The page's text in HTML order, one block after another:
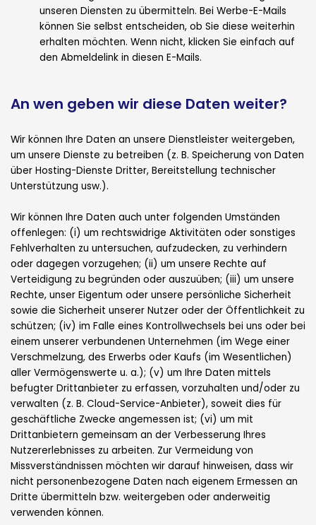
unseren Diensten zu übermitteln. Bei Werbe-E-Mails
können Sie selbst entscheiden, ob Sie diese weiterhin
erhalten möchten. Wenn nicht, klicken Sie einfach auf
den Abmeldelink in diesen E-Mails.
An wen geben wir diese Daten weiter?
Wir können Ihre Daten an unsere Dienstleister weitergeben,
um unsere Dienste zu betreiben (z. B. Speicherung von Daten
über Hosting-Dienste Dritter, Bereitstellung technischer
Unterstützung usw.).
Wir können Ihre Daten auch unter folgenden Umständen
offenlegen: (i) um rechtswidrige Aktivitäten oder sonstiges
Fehlverhalten zu untersuchen, aufzudecken, zu verhindern
oder dagegen vorzugehen; (ii) um unsere Rechte auf
Verteidigung zu begründen oder auszuüben; (iii) um unsere
Rechte, unser Eigentum oder unsere persönliche Sicherheit
sowie die Sicherheit unserer Nutzer oder der Öffentlichkeit zu
schützen; (iv) im Falle eines Kontrollwechsels bei uns oder bei
einem unserer verbundenen Unternehmen (im Wege einer
Verschmelzung, des Erwerbs oder Kaufs (im Wesentlichen)
aller Vermögenswerte u. a.); (v) um Ihre Daten mittels
befugter Drittanbieter zu erfassen, vorzuhalten und/oder zu
verwalten (z. B. Cloud-Service-Anbieter), soweit dies für
geschäftliche Zwecke angemessen ist; (vi) um mit
Drittanbietern gemeinsam an der Verbesserung Ihres
Nutzererlebnisses zu arbeiten. Zur Vermeidung von
Missverständnissen möchten wir darauf hinweisen, dass wir
nicht personenbezogene Daten nach eigenem Ermessen an
Dritte übermitteln bzw. weitergeben oder anderweitig
verwenden können.